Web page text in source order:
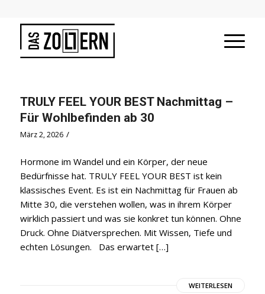
TRULY FEEL YOUR BEST Nachmittag –
Für Wohlbefinden ab 30
März 2, 2026 /
Hormone im Wandel und ein Körper, der neue
Bedürfnisse hat. TRULY FEEL YOUR BEST ist kein
klassisches Event. Es ist ein Nachmittag für Frauen ab
Mitte 30, die verstehen wollen, was in ihrem Körper
wirklich passiert und was sie konkret tun können. Ohne
Druck. Ohne Diätversprechen. Mit Wissen, Tiefe und
echten Lösungen. Das erwartet […]
WEITERLESEN